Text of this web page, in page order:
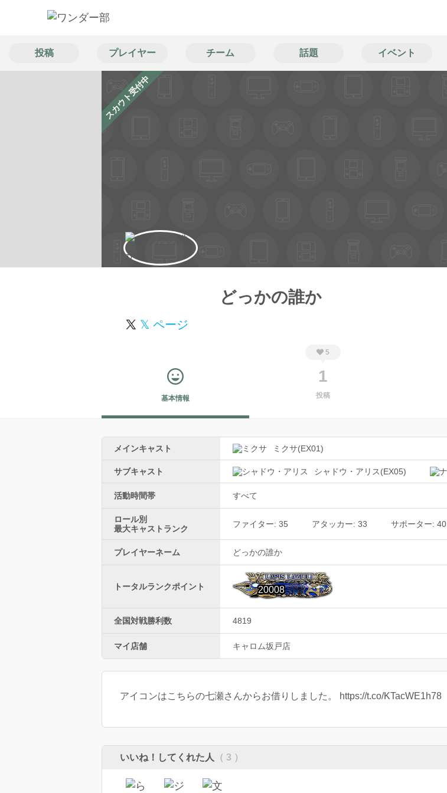
投稿 プレイヤー チーム 話題 イベント
スカウト受付中
どっかの誰か
𝕏 ページ
基本情報
5
1
投稿
メインキャスト ミクサ(EX01)
サブキャスト シャドウ・アリス(EX05)
活動時間帯 すべて
ロール別
最大キャストランク
ファイター: 35 アタッカー: 33 サポーター: 40
プレイヤーネーム どっかの誰か
トータルランクポイント 20008
全国対戦勝利数 4819
マイ店舗 キャロム坂戸店
アイコンはこちらの七瀬さんからお借りしました。 https://t.co/KTacWE1h78
いいね！してくれた人 （ 3 ）